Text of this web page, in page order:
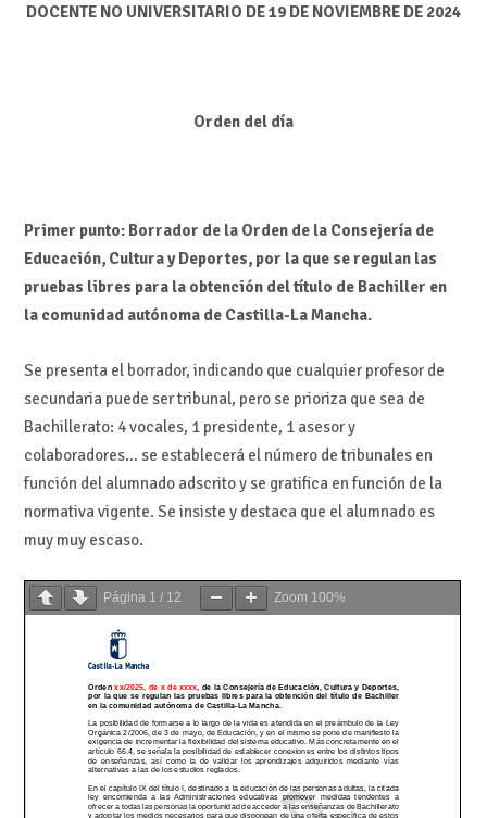
DOCENTE NO UNIVERSITARIO DE 19 DE NOVIEMBRE DE 2024
Orden del día
Primer punto: Borrador de la Orden de la Consejería de
Educación, Cultura y Deportes, por la que se regulan las
pruebas libres para la obtención del título de Bachiller en
la comunidad autónoma de Castilla-La Mancha.
Se presenta el borrador, indicando que cualquier profesor de
secundaria puede ser tribunal, pero se prioriza que sea de
Bachillerato: 4 vocales, 1 presidente, 1 asesor y
colaboradores… se establecerá el número de tribunales en
función del alumnado adscrito y se gratifica en función de la
normativa vigente. Se insiste y destaca que el alumnado es
muy muy escaso.
Página 1 / 12 Zoom 100%